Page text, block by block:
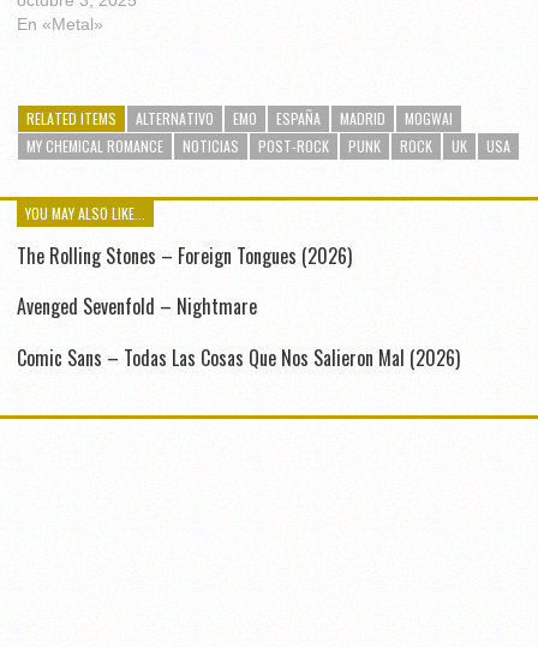
En «Metal»
RELATED ITEMS ALTERNATIVO EMO ESPAÑA MADRID
MOGWAI
MY CHEMICAL ROMANCE
NOTICIAS POST-ROCK PUNK ROCK UK USA
YOU MAY ALSO LIKE...
The Rolling Stones – Foreign Tongues (2026)
Avenged Sevenfold – Nightmare
Comic Sans – Todas Las Cosas Que Nos Salieron Mal (2026)